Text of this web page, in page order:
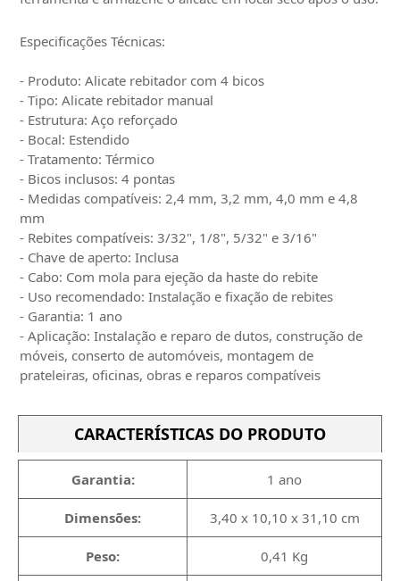
Especificações Técnicas:
- Produto: Alicate rebitador com 4 bicos
- Tipo: Alicate rebitador manual
- Estrutura: Aço reforçado
- Bocal: Estendido
- Tratamento: Térmico
- Bicos inclusos: 4 pontas
- Medidas compatíveis: 2,4 mm, 3,2 mm, 4,0 mm e 4,8
mm
- Rebites compatíveis: 3/32", 1/8", 5/32" e 3/16"
- Chave de aperto: Inclusa
- Cabo: Com mola para ejeção da haste do rebite
- Uso recomendado: Instalação e fixação de rebites
- Garantia: 1 ano
- Aplicação: Instalação e reparo de dutos, construção de
móveis, conserto de automóveis, montagem de
prateleiras, oficinas, obras e reparos compatíveis
CARACTERÍSTICAS DO PRODUTO
Garantia: 1 ano
Dimensões: 3,40 x 10,10 x 31,10 cm
Peso: 0,41 Kg